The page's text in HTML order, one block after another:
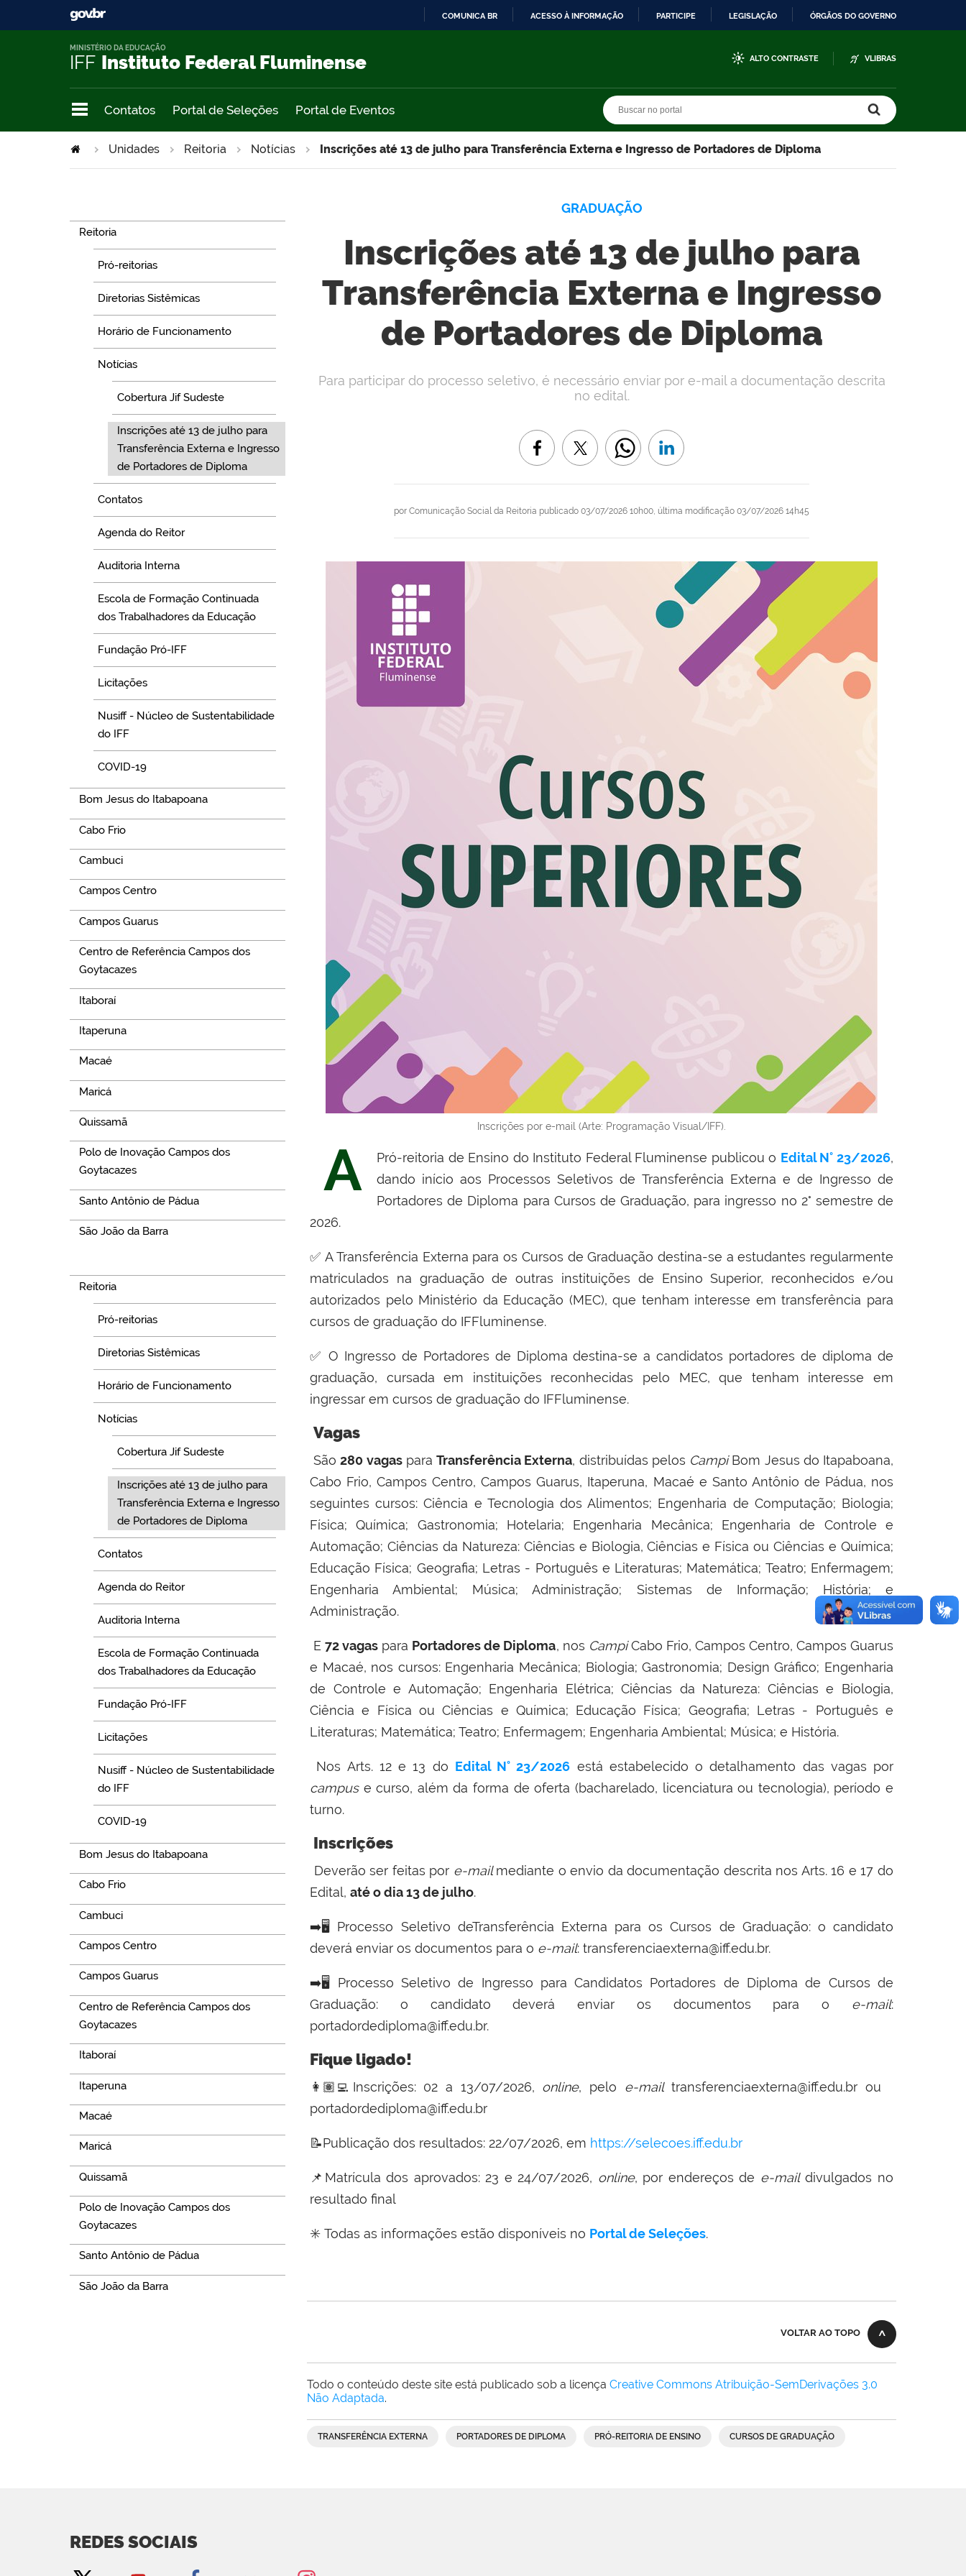
COMUNICA BR ACESSO À INFORMAÇÃO PARTICIPE LEGISLAÇÃO ÓRGÃOS DO GOVERNO
IFF Instituto Federal Fluminense
MINISTÉRIO DA EDUCAÇÃO
ALTO CONTRASTE VLIBRAS
Contatos Portal de Seleções Portal de Eventos
Unidades Reitoria Notícias Inscrições até 13 de julho para Transferência Externa e Ingresso de Portadores de Diploma
Reitoria
Pró-reitorias
Diretorias Sistêmicas
Horário de Funcionamento
Notícias
Cobertura Jif Sudeste
Inscrições até 13 de julho para
Transferência Externa e Ingresso
de Portadores de Diploma
Contatos
Agenda do Reitor
Auditoria Interna
Escola de Formação Continuada
dos Trabalhadores da Educação
Fundação Pró-IFF
Licitações
Nusiff - Núcleo de Sustentabilidade
do IFF
COVID-19
Bom Jesus do Itabapoana
Cabo Frio
Cambuci
Campos Centro
Campos Guarus
Centro de Referência Campos dos
Goytacazes
Itaboraí
Itaperuna
Macaé
Maricá
Quissamã
Polo de Inovação Campos dos
Goytacazes
Santo Antônio de Pádua
São João da Barra
Reitoria
Pró-reitorias
Diretorias Sistêmicas
Horário de Funcionamento
Notícias
Cobertura Jif Sudeste
Inscrições até 13 de julho para
Transferência Externa e Ingresso
de Portadores de Diploma
Contatos
Agenda do Reitor
Auditoria Interna
Escola de Formação Continuada
dos Trabalhadores da Educação
Fundação Pró-IFF
Licitações
Nusiff - Núcleo de Sustentabilidade
do IFF
COVID-19
Bom Jesus do Itabapoana
Cabo Frio
Cambuci
Campos Centro
Campos Guarus
Centro de Referência Campos dos
Goytacazes
Itaboraí
Itaperuna
Macaé
Maricá
Quissamã
Polo de Inovação Campos dos
Goytacazes
Santo Antônio de Pádua
São João da Barra
GRADUAÇÃO
Inscrições até 13 de julho para
Transferência Externa e Ingresso
de Portadores de Diploma
por Comunicação Social da Reitoria publicado 03/07/2026 10h00, última modificação 03/07/2026 14h45
Para participar do processo seletivo, é necessário enviar por e-mail a documentação descrita
no edital.
Inscrições por e-mail (Arte: Programação Visual/IFF).
A Pró-reitoria de Ensino do Instituto Federal Fluminense publicou o Edital N° 23/2026,
dando início aos Processos Seletivos de Transferência Externa e de Ingresso de
Portadores de Diploma para Cursos de Graduação, para ingresso no 2° semestre de
2026.
✅ A Transferência Externa para os Cursos de Graduação destina-se a estudantes regularmente
matriculados na graduação de outras instituições de Ensino Superior, reconhecidos e/ou
autorizados pelo Ministério da Educação (MEC), que tenham interesse em transferência para
cursos de graduação do IFFluminense.
✅ O Ingresso de Portadores de Diploma destina-se a candidatos portadores de diploma de
graduação, cursada em instituições reconhecidas pelo MEC, que tenham interesse em
ingressar em cursos de graduação do IFFluminense.
Vagas
São280 vagasparaTransferência Externa, distribuídas pelos CampiBom Jesus do Itapaboana,
Cabo Frio, Campos Centro, Campos Guarus, Itaperuna, Macaé e Santo Antônio de Pádua, nos
seguintes cursos: Ciência e Tecnologia dos Alimentos; Engenharia de Computação; Biologia;
Física; Química; Gastronomia; Hotelaria; Engenharia Mecânica; Engenharia de Controle e
Automação; Ciências da Natureza: Ciências e Biologia, Ciências e Física ou Ciências e Química;
Educação Física; Geografia; Letras - Português e Literaturas; Matemática; Teatro; Enfermagem;
Engenharia Ambiental; Música; Administração; Sistemas de Informação; História; e
Administração.
E72 vagas para Portadores de Diploma, nos Campi Cabo Frio, Campos Centro, Campos Guarus
e Macaé, nos cursos: Engenharia Mecânica; Biologia; Gastronomia; Design Gráfico; Engenharia
de Controle e Automação; Engenharia Elétrica; Ciências da Natureza: Ciências e Biologia,
Ciência e Física ou Ciências e Química; Educação Física; Geografia; Letras - Português e
Literaturas; Matemática; Teatro; Enfermagem; Engenharia Ambiental; Música; e História.
Nos Arts. 12 e 13 do Edital N° 23/2026 está estabelecido o detalhamento das vagas por
campuse curso, além da forma de oferta (bacharelado, licenciatura ou tecnologia), período e
turno.
Inscrições
Deverão ser feitas por e-mailmediante o envio dadocumentação descrita nos Arts. 16 e 17 do
Edital, até o dia 13 de julho.
➡️🖥️ Processo Seletivo deTransferência Externa para os Cursos de Graduação: o candidato
deverá enviar os documentos para o e-mail: transferenciaexterna@iff.edu.br.
➡️🖥️ Processo Seletivo de Ingresso para Candidatos Portadores de Diploma de Cursos de
Graduação: o candidato deverá enviar os documentos para o e-mail:
portadordediploma@iff.edu.br.
Fique ligado!
👩🏽‍💻 Inscrições: 02 a 13/07/2026, online, pelo e-mailtransferenciaexterna@iff.edu.brou
portadordediploma@iff.edu.br
📝Publicação dos resultados: 22/07/2026, em https://selecoes.iff.edu.br
📌 Matrícula dos aprovados: 23 e 24/07/2026, online, por endereços de e-maildivulgados no
resultado final
✳️ Todas as informações estão disponíveis no Portal de Seleções.
VOLTAR AO TOPO
Todo o conteúdo deste site está publicado sob a licença Creative Commons Atribuição-SemDerivações 3.0
Não Adaptada.
TRANSFERÊNCIA EXTERNA PORTADORES DE DIPLOMA PRÓ-REITORIA DE ENSINO CURSOS DE GRADUAÇÃO
REDES SOCIAIS